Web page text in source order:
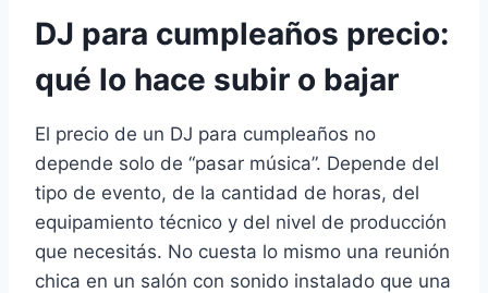
DJ para cumpleaños precio:
qué lo hace subir o bajar
El precio de un DJ para cumpleaños no
depende solo de “pasar música”. Depende del
tipo de evento, de la cantidad de horas, del
equipamiento técnico y del nivel de producción
que necesitás. No cuesta lo mismo una reunión
chica en un salón con sonido instalado que una